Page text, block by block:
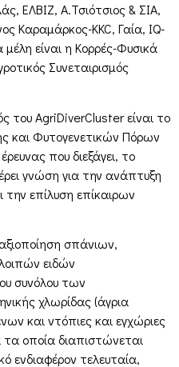
ΕΛΒΙΖ, Α.Τσιότσιος & ΣΙΑ,
Καραμάρκος-KKC, Γαία, IQ-
είναι η Κορρές-Φυσικά
Συνεταιρισμός
του AgriDiverCluster είναι το
και Φυτογενετικών Πόρων
που διεξάγει, το
γνώση για την ανάπτυξη
την επίλυση επίκαιρων
σπάνιων,
ειδών
συνόλου των
χλωρίδας (άγρια
και ντόπιες και εγχώριες
τα οποία διαπιστώνεται
ενδιαφέρον τελευταία,